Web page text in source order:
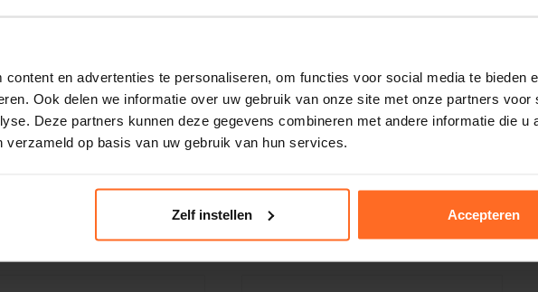
content en advertenties te personaliseren, om functies voor social media te bieden
Ook delen we informatie over uw gebruik van onze site met onze partners voor
Deze partners kunnen deze gegevens combineren met andere informatie die u
verzameld op basis van uw gebruik van hun services.
Zelf instellen Accepteren
21,99